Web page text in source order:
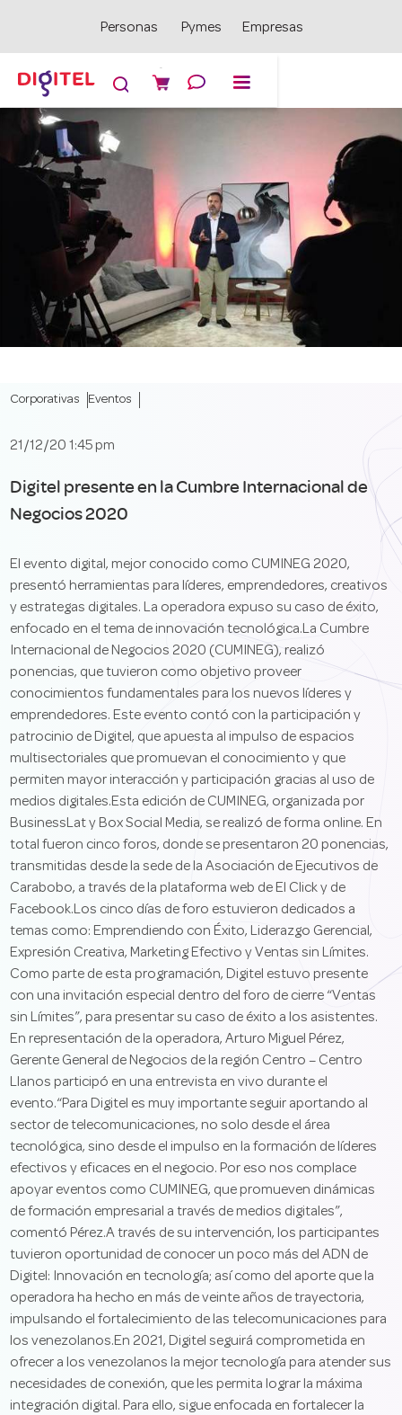
Personas Pymes Empresas

Corporativas Eventos
21/12/20 1:45 pm
Digitel presente en la Cumbre Internacional de
Negocios 2020
El evento digital, mejor conocido como CUMINEG 2020,
presentó herramientas para líderes, emprendedores, creativos
y estrategas digitales. La operadora expuso su caso de éxito,
enfocado en el tema de innovación tecnológica.La Cumbre
Internacional de Negocios 2020 (CUMINEG), realizó
ponencias, que tuvieron como objetivo proveer
conocimientos fundamentales para los nuevos líderes y
emprendedores. Este evento contó con la participación y
patrocinio de Digitel, que apuesta al impulso de espacios
multisectoriales que promuevan el conocimiento y que
permiten mayor interacción y participación gracias al uso de
medios digitales.Esta edición de CUMINEG, organizada por
BusinessLat y Box Social Media, se realizó de forma online. En
total fueron cinco foros, donde se presentaron 20 ponencias,
transmitidas desde la sede de la Asociación de Ejecutivos de
Carabobo, a través de la plataforma web de El Click y de
Facebook.Los cinco días de foro estuvieron dedicados a
temas como: Emprendiendo con Éxito, Liderazgo Gerencial,
Expresión Creativa, Marketing Efectivo y Ventas sin Límites.
Como parte de esta programación, Digitel estuvo presente
con una invitación especial dentro del foro de cierre “Ventas
sin Límites”, para presentar su caso de éxito a los asistentes.
En representación de la operadora, Arturo Miguel Pérez,
Gerente General de Negocios de la región Centro – Centro
Llanos participó en una entrevista en vivo durante el
evento.“Para Digitel es muy importante seguir aportando al
sector de telecomunicaciones, no solo desde el área
tecnológica, sino desde el impulso en la formación de líderes
efectivos y eficaces en el negocio. Por eso nos complace
apoyar eventos como CUMINEG, que promueven dinámicas
de formación empresarial a través de medios digitales”,
comentó Pérez.A través de su intervención, los participantes
tuvieron oportunidad de conocer un poco más del ADN de
Digitel: Innovación en tecnología; así como del aporte que la
operadora ha hecho en más de veinte años de trayectoria,
impulsando el fortalecimiento de las telecomunicaciones para
los venezolanos.En 2021, Digitel seguirá comprometida en
ofrecer a los venezolanos la mejor tecnología para atender sus
necesidades de conexión, que les permita lograr la máxima
integración digital. Para ello, sigue enfocada en fortalecer la